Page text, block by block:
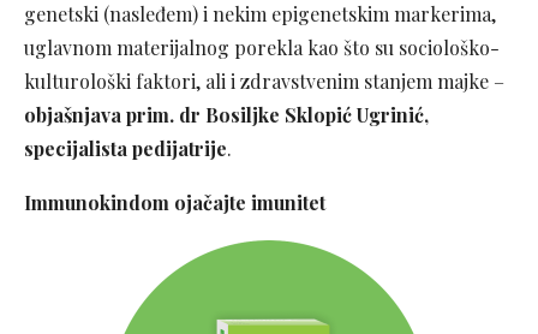
genetski (nasleđem) i nekim epigenetskim markerima,
uglavnom materijalnog porekla kao što su sociološko-
kulturološki faktori, ali i zdravstvenim stanjem majke –
objašnjava prim. dr Bosiljke Sklopić Ugrinić,
specijalista pedijatrije.
Immunokindom ojačajte imunitet